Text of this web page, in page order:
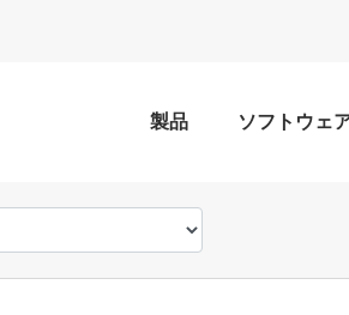
製品 ソフトウェ